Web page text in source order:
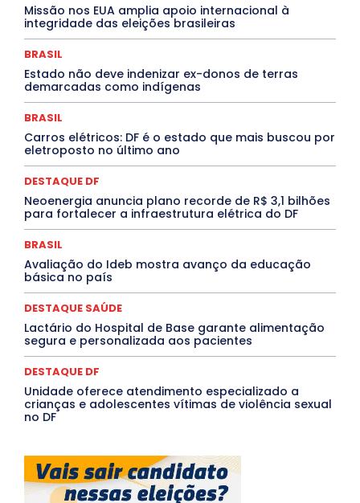
ELEIÇÕES
EMPREGO E OPORTUNIDADES
Especial
Espírito Santo ESPORTE
EVENTOS
EXPOSIÇÃO Featured
Febre Amarela
INTELIGÊNCIA ARTIFICIAL
INTERNACIONAL
Jogos Online
JUDICIÁRIO
Mato Grosso
MEIO AMBIENTE
Paraíba
Paraná Pernambuco Piauí
POLÍTICA
PROCESSO SELETIVO
QUALIFICAÇÃO PROFISSIONAL
RESIDÊNCIA
Santa Catarina
São Paulo SARAMPO
SAÚDE
Saúde Agora
SEGURANÇA
Soltando o Verbo
TÁ FROID?
TEATRO TECNOLOGIA
TIC TAC
Mais
Missão nos EUA amplia apoio internacional à
integridade das eleições brasileiras
BRASIL
Estado não deve indenizar ex-donos de terras
demarcadas como indígenas
BRASIL
Carros elétricos: DF é o estado que mais buscou por
eletroposto no último ano
DESTAQUE DF
Neoenergia anuncia plano recorde de R$ 3,1 bilhões
para fortalecer a infraestrutura elétrica do DF
BRASIL
Avaliação do Ideb mostra avanço da educação
básica no país
DESTAQUE SAÚDE
Lactário do Hospital de Base garante alimentação
segura e personalizada aos pacientes
DESTAQUE DF
Unidade oferece atendimento especializado a
crianças e adolescentes vítimas de violência sexual
no DF